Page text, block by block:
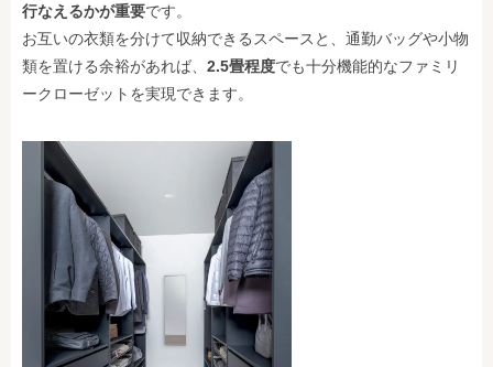
行なえるかが重要です。
お互いの衣類を分けて収納できるスペースと、通勤バッグや小物
類を置ける余裕があれば、 2.5畳程度でも十分機能的なファミリ
ークローゼットを実現できます。